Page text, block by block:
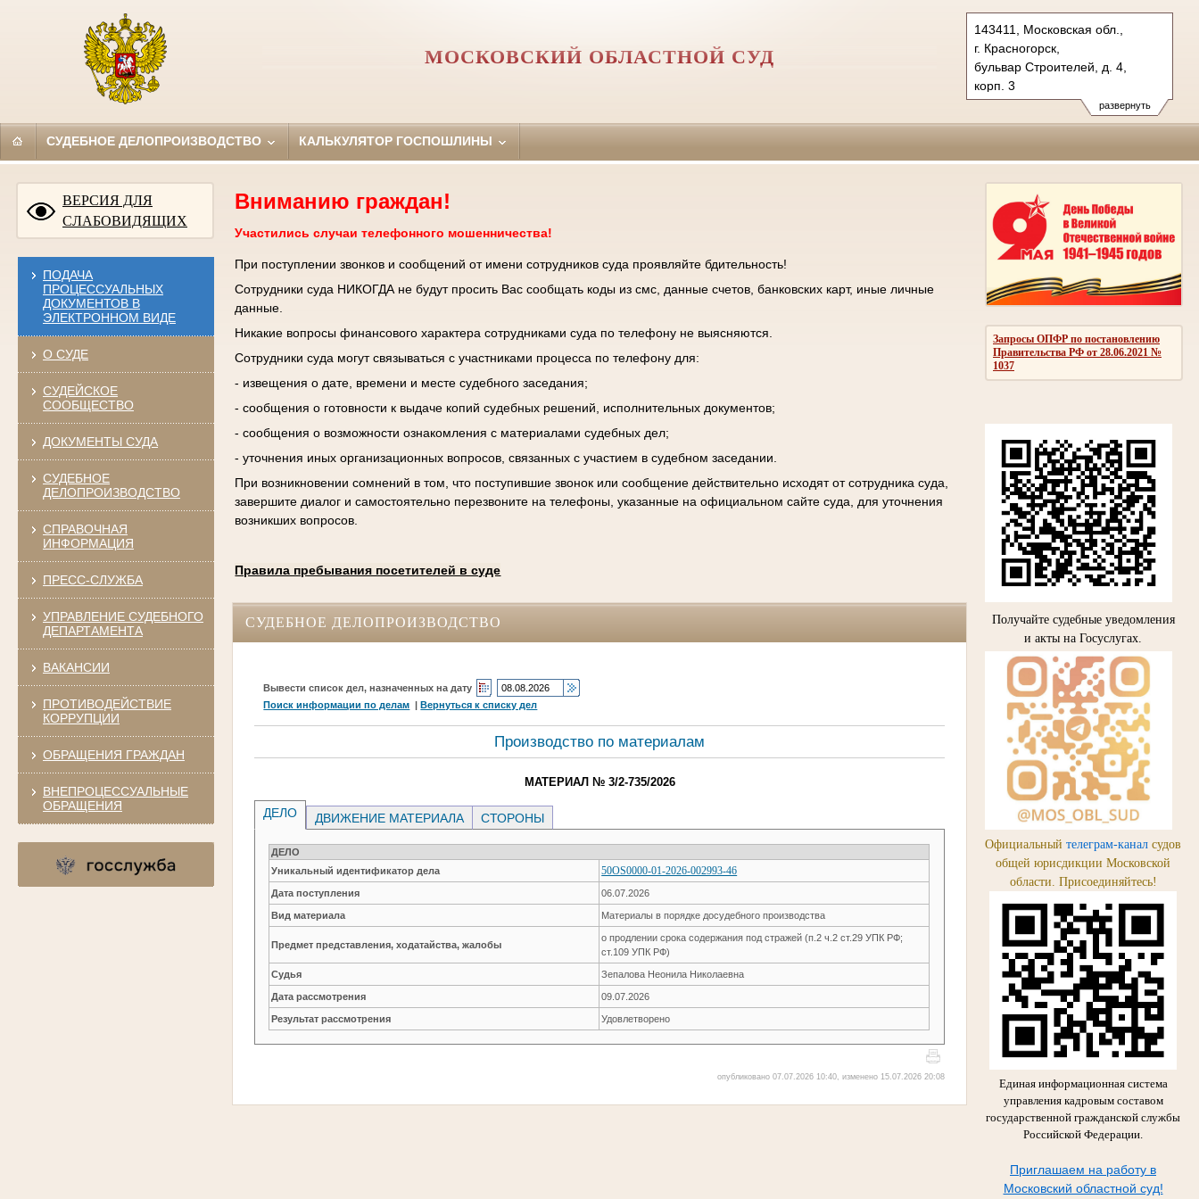
развернуть
143411, Московская обл.,
г. Красногорск,
бульвар Строителей, д. 4,
корп. 3
Тел.: +7 (498) 692 60 00
post.50os0000@sudrf.ru
МОСКОВСКИЙ ОБЛАСТНОЙ СУД
СУДЕБНОЕ ДЕЛОПРОИЗВОДСТВО КАЛЬКУЛЯТОР ГОСПОШЛИНЫ
ВЕРСИЯ ДЛЯ
СЛАБОВИДЯЩИХ
ПОДАЧА
ПРОЦЕССУАЛЬНЫХ
ДОКУМЕНТОВ В
ЭЛЕКТРОННОМ ВИДЕ
О СУДЕ
СУДЕЙСКОЕ
СООБЩЕСТВО
ДОКУМЕНТЫ СУДА
СУДЕБНОЕ
ДЕЛОПРОИЗВОДСТВО
СПРАВОЧНАЯ
ИНФОРМАЦИЯ
ПРЕСС-СЛУЖБА
УПРАВЛЕНИЕ СУДЕБНОГО
ДЕПАРТАМЕНТА
ВАКАНСИИ
ПРОТИВОДЕЙСТВИЕ
КОРРУПЦИИ
ОБРАЩЕНИЯ ГРАЖДАН
ВНЕПРОЦЕССУАЛЬНЫЕ
ОБРАЩЕНИЯ
Запросы ОПФР по постановлению
Правительства РФ от 28.06.2021 №
1037
Получайте судебные уведомления
и акты на Госуслугах.
Официальный телеграм-канал судов
общей юрисдикции Московской
области. Присоединяйтесь!
Единая информационная система
управления кадровым составом
государственной гражданской службы
Российской Федерации.
Приглашаем на работу в
Московский областной суд!
Вниманию граждан!
Участились случаи телефонного мошенничества!
При поступлении звонков и сообщений от имени сотрудников суда проявляйте бдительность!
Сотрудники суда НИКОГДА не будут просить Вас сообщать коды из смс, данные счетов, банковских карт, иные личные
данные.
Никакие вопросы финансового характера сотрудниками суда по телефону не выясняются.
Сотрудники суда могут связываться с участниками процесса по телефону для:
- извещения о дате, времени и месте судебного заседания;
- сообщения о готовности к выдаче копий судебных решений, исполнительных документов;
- сообщения о возможности ознакомления с материалами судебных дел;
- уточнения иных организационных вопросов, связанных с участием в судебном заседании.
При возникновении сомнений в том, что поступившие звонок или сообщение действительно исходят от сотрудника суда,
завершите диалог и самостоятельно перезвоните на телефоны, указанные на официальном сайте суда, для уточнения
возникших вопросов.
Правила пребывания посетителей в суде
СУДЕБНОЕ ДЕЛОПРОИЗВОДСТВО
Вывести список дел, назначенных на дату
Поиск информации по делам |Вернуться к списку дел
Производство по материалам
МАТЕРИАЛ № 3/2-735/2026
ДЕЛО ДВИЖЕНИЕ МАТЕРИАЛА СТОРОНЫ
ДЕЛО
Уникальный идентификатор дела
50OS0000-01-2026-002993-46
Дата поступления 06.07.2026
Вид материала Материалы в порядке досудебного производства
Предмет представления, ходатайства, жалобы
о продлении срока содержания под стражей (п.2 ч.2 ст.29 УПК РФ;
ст.109 УПК РФ)
Судья Зепалова Неонила Николаевна
Дата рассмотрения 09.07.2026
Результат рассмотрения Удовлетворено
опубликовано 07.07.2026 10:40, изменено 15.07.2026 20:08